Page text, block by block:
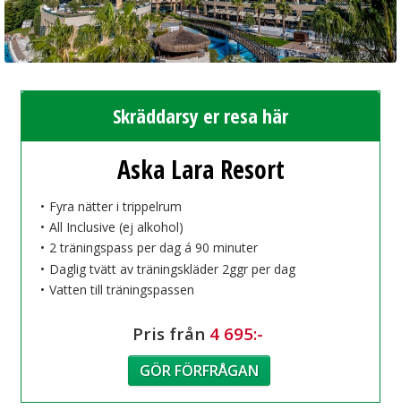
Skräddarsy er resa här
Aska Lara Resort
Fyra nätter i trippelrum
All Inclusive (ej alkohol)
2 träningspass per dag á 90 minuter
Daglig tvätt av träningskläder 2ggr per dag
Vatten till träningspassen
Pris från 4 695:-
GÖR FÖRFRÅGAN